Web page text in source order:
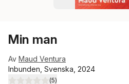
Min man
Av Maud Ventura
Inbunden, Svenska, 2024
(5)